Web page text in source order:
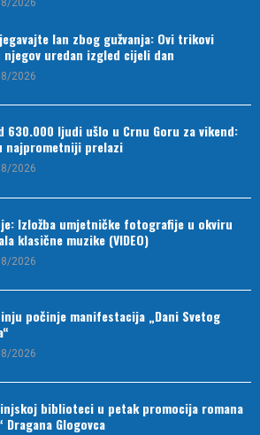
lan zbog gužvanja: Ovi trikovi
njegov uredan izgled cijeli dan
2026
630.000 ljudi ušlo u Crnu Goru za vikend:
najprometniji prelazi
2026
Izložba umjetničke fotografije u okviru
klasične muzike (VIDEO)
2026
počinje manifestacija „Dani Svetog
2026
biblioteci u petak promocija romana
Dragana Glogovca